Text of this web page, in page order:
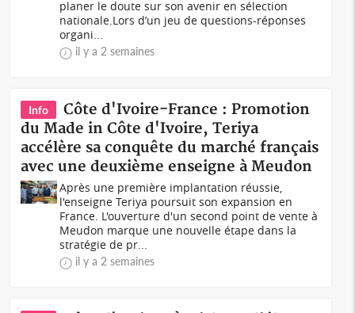
planer le doute sur son avenir en sélection
nationale.Lors d’un jeu de questions-réponses
organi...
il y a 2 semaines
Info
Côte d'Ivoire-France : Promotion
du Made in Côte d'Ivoire, Teriya
accélère sa conquête du marché français
avec une deuxième enseigne à Meudon
Après une première implantation réussie,
l'enseigne Teriya poursuit son expansion en
France. L'ouverture d'un second point de vente à
Meudon marque une nouvelle étape dans la
stratégie de pr...
il y a 2 semaines